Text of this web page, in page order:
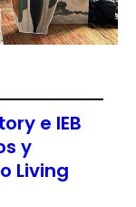
e IEB
y
Living